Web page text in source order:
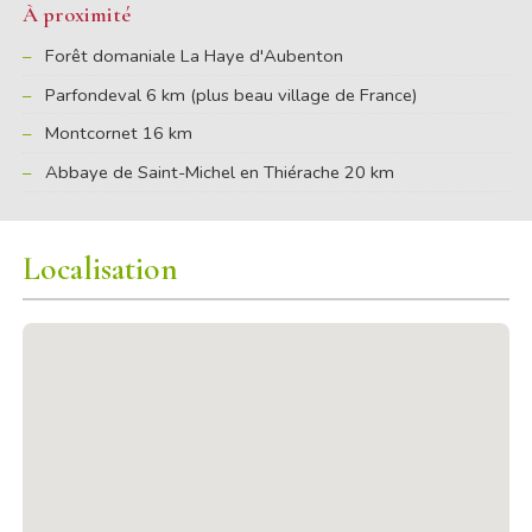
À proximité
Forêt domaniale La Haye d'Aubenton
Parfondeval 6 km (plus beau village de France)
Montcornet 16 km
Abbaye de Saint-Michel en Thiérache 20 km
Localisation